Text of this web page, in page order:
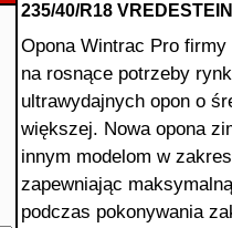
235/40/R18
Opona Wintrac Pro firmy
na rosnące potrzeby
ultrawydajnych opon o
większej. Nowa opona
innym modelom w
zapewniając
podczas pokonywania